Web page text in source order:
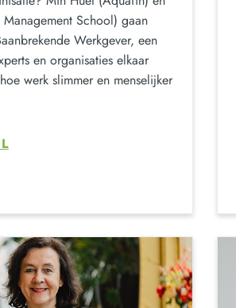
School) gaan
Werkgever, een
en organisaties elkaar
werk slimmer en menselijker